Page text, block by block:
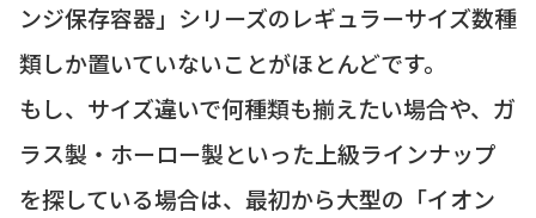
ンジ保存容器」シリーズのレギュラーサイズ数種
類しか置いていないことがほとんどです。
もし、サイズ違いで何種類も揃えたい場合や、ガ
ラス製・ホーロー製といった上級ラインナップ
を探している場合は、最初から大型の「イオン